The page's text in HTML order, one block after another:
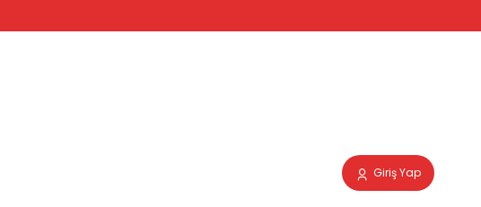
Giriş Yap